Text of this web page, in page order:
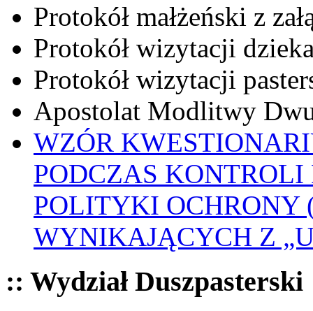
Protokół małżeński z
Protokół wizytacji
Protokół wizytacji
Apostolat Modlitwy
WZÓR
PODCZAS
POLITYKI OCHRONY
WYNIKAJĄCYCH Z
:: Wydział Duszpasterski